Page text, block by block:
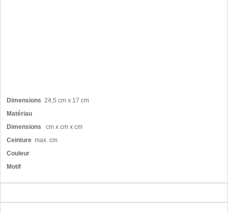
Dimensions 24,5 cm x 17 cm
Matériau
Dimensions cm x cm x cm
Ceinture max. cm
Couleur
Motif